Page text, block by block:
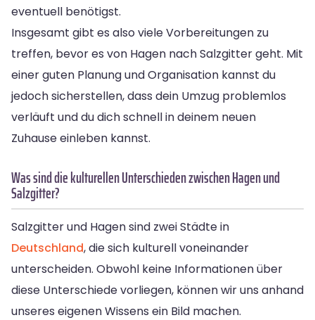
eventuell benötigst.
Insgesamt gibt es also viele Vorbereitungen zu
treffen, bevor es von Hagen nach Salzgitter geht. Mit
einer guten Planung und Organisation kannst du
jedoch sicherstellen, dass dein Umzug problemlos
verläuft und du dich schnell in deinem neuen
Zuhause einleben kannst.
Was sind die kulturellen Unterschieden zwischen Hagen und
Salzgitter?
Salzgitter und Hagen sind zwei Städte in
Deutschland, die sich kulturell voneinander
unterscheiden. Obwohl keine Informationen über
diese Unterschiede vorliegen, können wir uns anhand
unseres eigenen Wissens ein Bild machen.